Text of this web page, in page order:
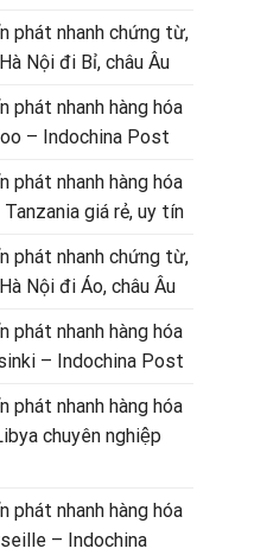
phát nhanh chứng từ,
Nội đi Bỉ, châu Âu
phát nhanh hàng hóa
– Indochina Post
phát nhanh hàng hóa
giá rẻ, uy tín
phát nhanh chứng từ,
Nội đi Áo, châu Âu
phát nhanh hàng hóa
– Indochina Post
phát nhanh hàng hóa
chuyên nghiệp
phát nhanh hàng hóa
– Indochina